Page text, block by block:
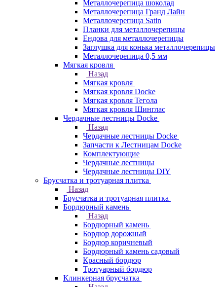
Металлочерепица шоколад
Металлочерепица Гранд Лайн
Металлочерепица Satin
Планки для металлочерепицы
Ендова для металлочерепицы
Заглушка для конька металлочерепицы
Металлочерепица 0,5 мм
Мягкая кровля
Назад
Мягкая кровля
Мягкая кровля Docke
Мягкая кровля Тегола
Мягкая кровля Шинглас
Чердачные лестницы Docke
Назад
Чердачные лестницы Docke
Запчасти к Лестницам Docke
Комплектующие
Чердачные лестницы
Чердачные лестницы DIY
Брусчатка и тротуарная плитка
Назад
Брусчатка и тротуарная плитка
Бордюрный камень
Назад
Бордюрный камень
Бордюр дорожный
Бордюр коричневый
Бордюрный камень садовый
Красный бордюр
Тротуарный бордюр
Клинкерная брусчатка